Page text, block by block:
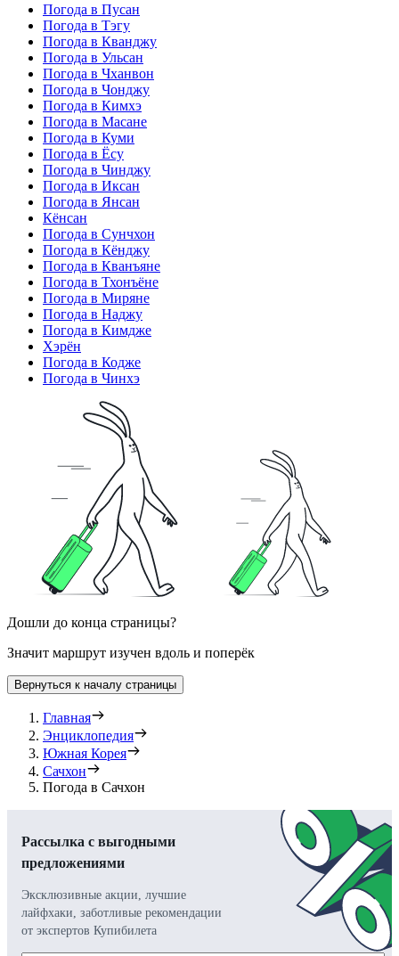
Погода в Пусан
Погода в Тэгу
Погода в Кванджу
Погода в Ульсан
Погода в Чханвон
Погода в Чонджу
Погода в Кимхэ
Погода в Масане
Погода в Куми
Погода в Ёсу
Погода в Чинджу
Погода в Иксан
Погода в Янсан
Кёнсан
Погода в Сунчхон
Погода в Кёнджу
Погода в Кванъяне
Погода в Тхонъёне
Погода в Миряне
Погода в Наджу
Погода в Кимдже
Хэрён
Погода в Кодже
Погода в Чинхэ
Дошли до конца страницы?
Значит маршрут изучен вдоль и поперёк
Вернуться к началу страницы
Главная
Энциклопедия
Южная Корея
Сачхон
Погода в Сачхон
Рассылка с выгодными
предложениями
Эксклюзивные акции, лучшие
лайфхаки, заботливые рекомендации
от экспертов Купибилета